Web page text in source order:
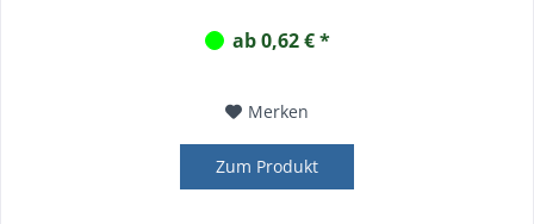
ab 0,62 € *
Merken
Zum Produkt